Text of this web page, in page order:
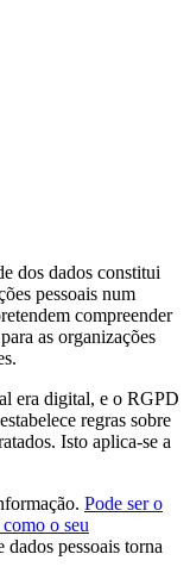
dos dados constitui
pessoais num
compreender
as organizações
era digital, e o RGPD
regras sobre
Isto aplica-se a
Pode ser o
o seu
dados pessoais torna